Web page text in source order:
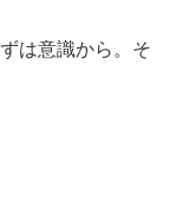
は意識から。そ